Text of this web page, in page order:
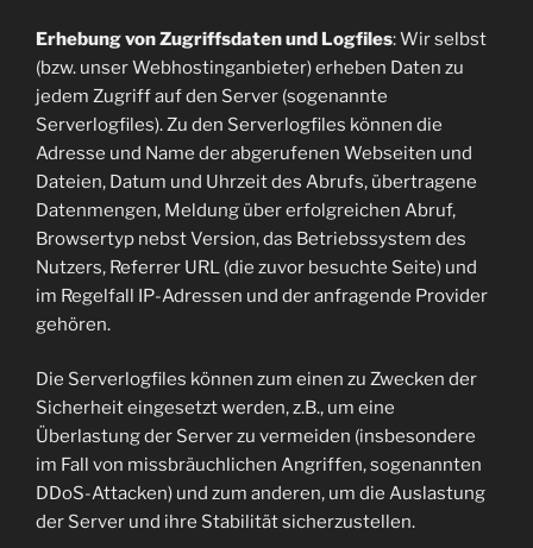
Erhebung von Zugriffsdaten und Logfiles: Wir selbst
(bzw. unser Webhostinganbieter) erheben Daten zu
jedem Zugriff auf den Server (sogenannte
Serverlogfiles). Zu den Serverlogfiles können die
Adresse und Name der abgerufenen Webseiten und
Dateien, Datum und Uhrzeit des Abrufs, übertragene
Datenmengen, Meldung über erfolgreichen Abruf,
Browsertyp nebst Version, das Betriebssystem des
Nutzers, Referrer URL (die zuvor besuchte Seite) und
im Regelfall IP-Adressen und der anfragende Provider
gehören.
Die Serverlogfiles können zum einen zu Zwecken der
Sicherheit eingesetzt werden, z.B., um eine
Überlastung der Server zu vermeiden (insbesondere
im Fall von missbräuchlichen Angriffen, sogenannten
DDoS-Attacken) und zum anderen, um die Auslastung
der Server und ihre Stabilität sicherzustellen.